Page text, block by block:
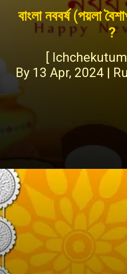
বাংলা নববর্ষ (পয়লা
?
[
By 13 Apr, 2024 |